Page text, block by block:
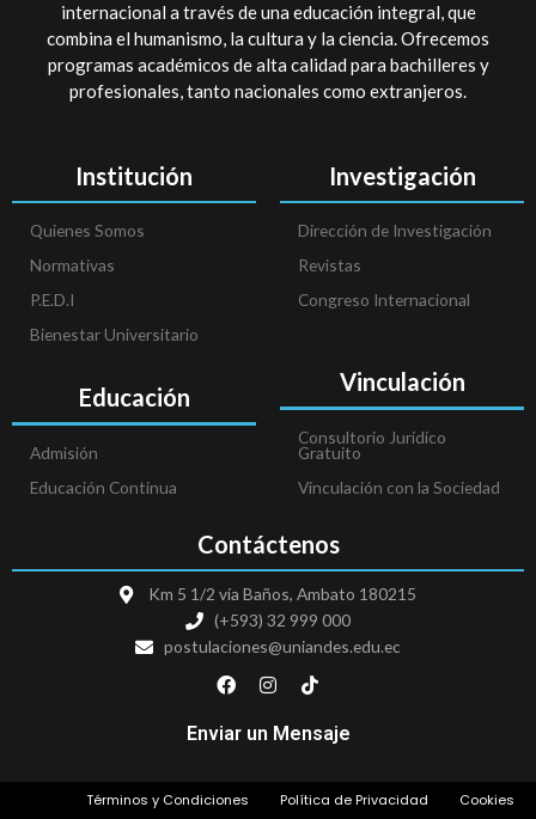
internacional a través de una educación integral, que
combina el humanismo, la cultura y la ciencia. Ofrecemos
programas académicos de alta calidad para bachilleres y
profesionales, tanto nacionales como extranjeros.
Institución
Quienes Somos
Normativas
P.E.D.I
Bienestar Universitario
Educación
Admisión
Educación Continua
Investigación
Dirección de Investigación
Revistas
Congreso Internacional
Vinculación
Consultorio Jurídico
Gratuito
Vinculación con la Sociedad
Contáctenos
Km 5 1/2 vía Baños, Ambato 180215
(+593) 32 999 000
postulaciones@uniandes.edu.ec
F
a
e
o
k
I
n
t
r
T
i
t
Enviar un Mensaje
Términos y Condiciones Política de Privacidad Cookies